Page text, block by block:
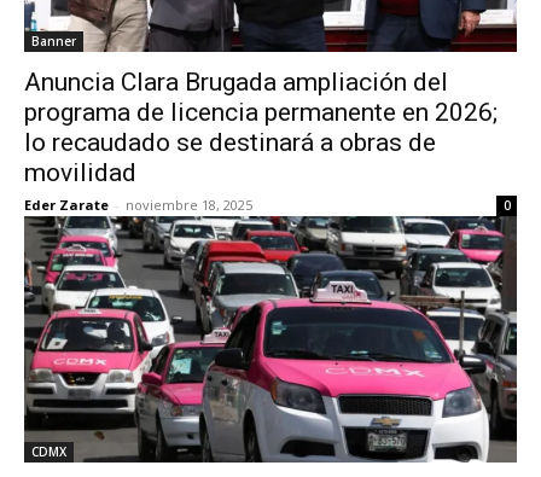
Banner
Anuncia Clara Brugada ampliación del
programa de licencia permanente en 2026;
lo recaudado se destinará a obras de
movilidad
Eder Zarate - noviembre 18, 2025 0
CDMX